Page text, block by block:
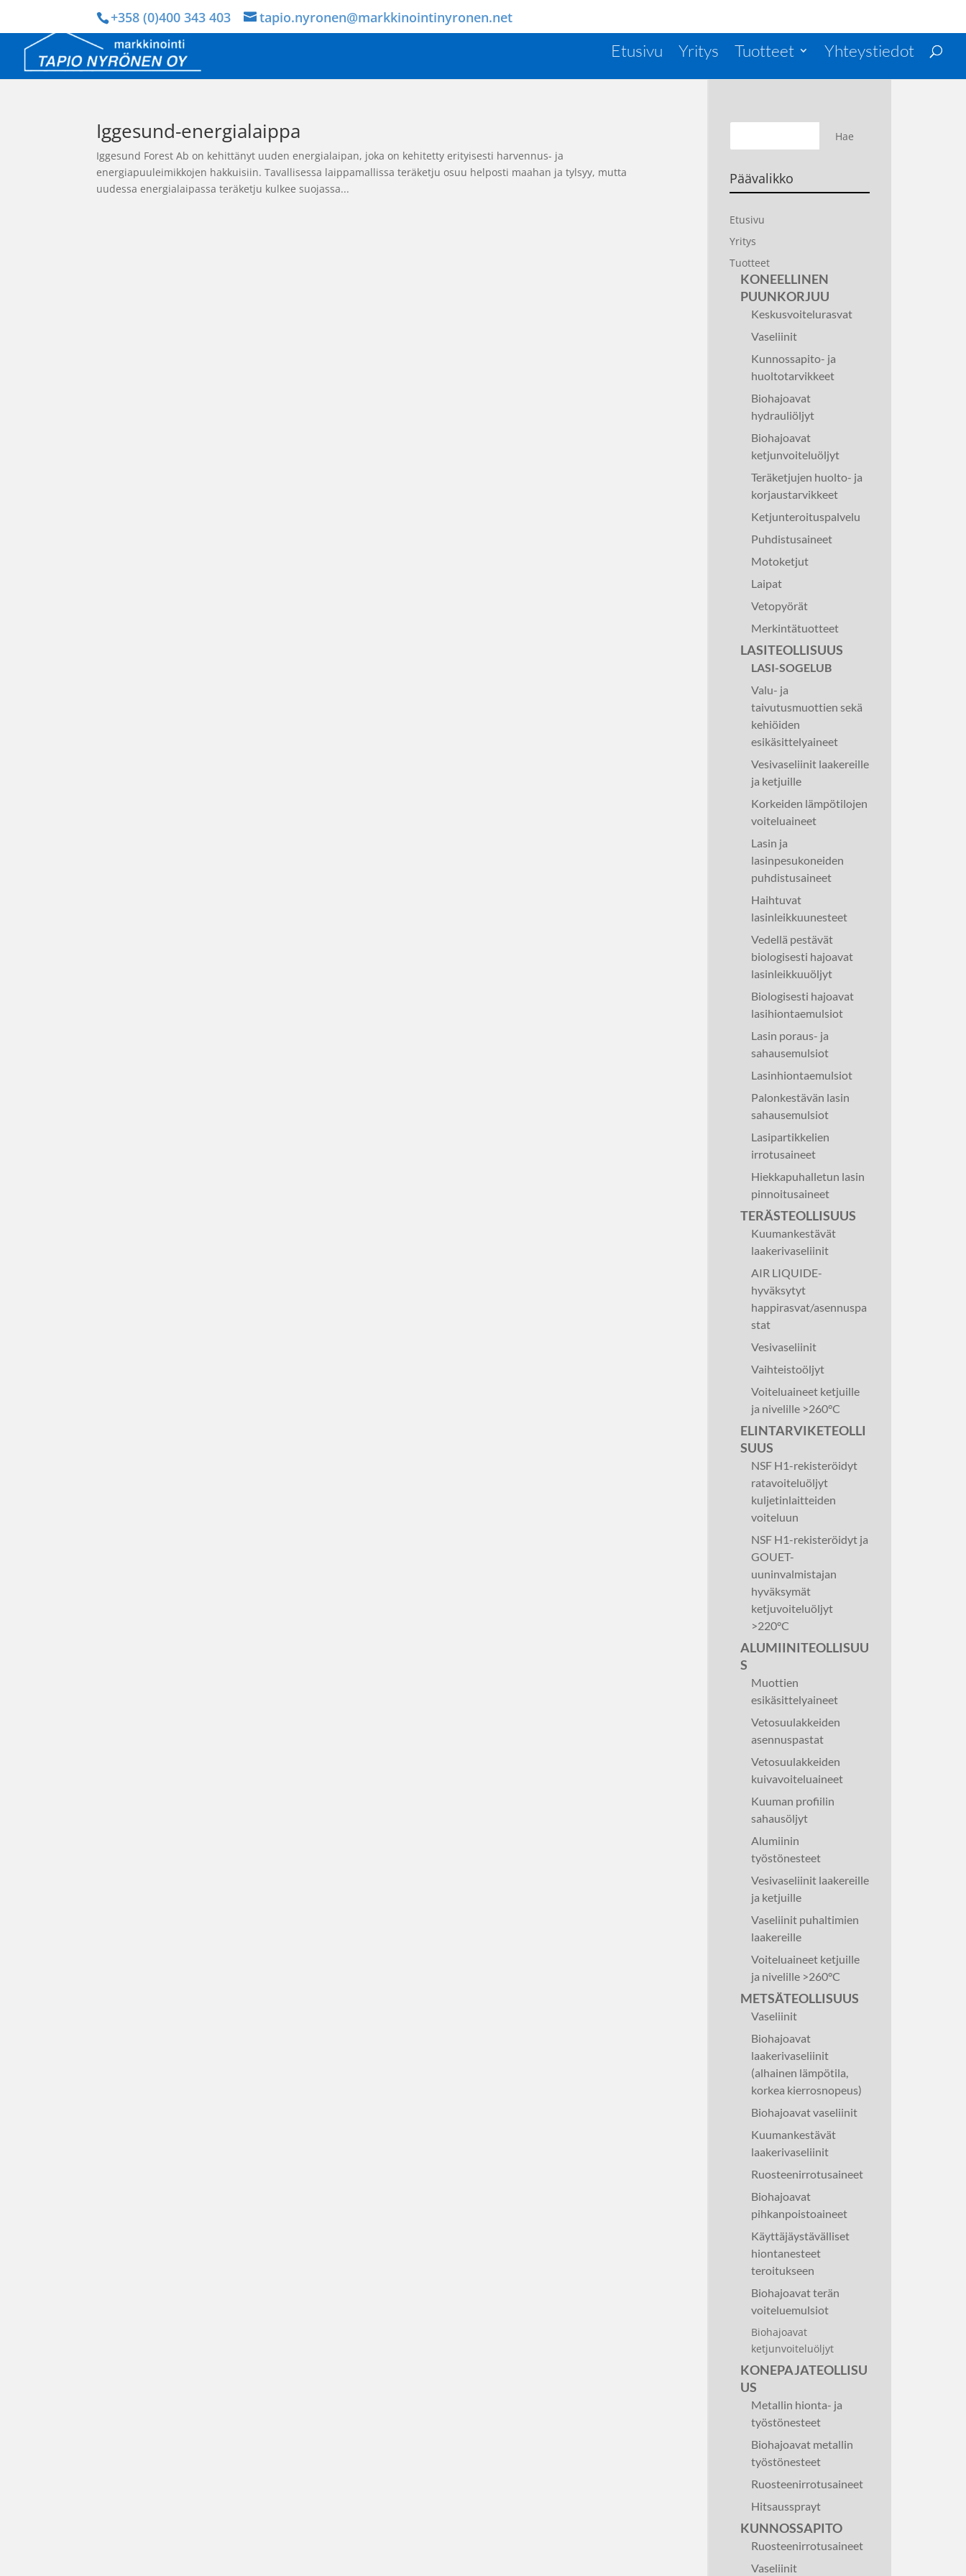
+358 (0)400 343 403 tapio.nyronen@markkinointinyronen.net
Etusivu Yritys Tuotteet Yhteystiedot
Iggesund-energialaippa
Iggesund Forest Ab on kehittänyt uuden energialaipan, joka on kehitetty erityisesti harvennus- ja
energiapuuleimikkojen hakkuisiin. Tavallisessa laippamallissa teräketju osuu helposti maahan ja tylsyy, mutta
uudessa energialaipassa teräketju kulkee suojassa...
Päävalikko
Etusivu
Yritys
Tuotteet
KONEELLINEN
PUUNKORJUU
Keskusvoitelurasvat
Vaseliinit
Kunnossapito- ja
huoltotarvikkeet
Biohajoavat
hydrauliöljyt
Biohajoavat
ketjunvoiteluöljyt
Teräketjujen huolto- ja
korjaustarvikkeet
Ketjunteroituspalvelu
Puhdistusaineet
Motoketjut
Laipat
Vetopyörät
Merkintätuotteet
LASITEOLLISUUS
LASI-SOGELUB
Valu- ja
taivutusmuottien sekä
kehiöiden
esikäsittelyaineet
Vesivaseliinit laakereille
ja ketjuille
Korkeiden lämpötilojen
voiteluaineet
Lasin ja
lasinpesukoneiden
puhdistusaineet
Haihtuvat
lasinleikkuunesteet
Vedellä pestävät
biologisesti hajoavat
lasinleikkuuöljyt
Biologisesti hajoavat
lasihiontaemulsiot
Lasin poraus- ja
sahausemulsiot
Lasinhiontaemulsiot
Palonkestävän lasin
sahausemulsiot
Lasipartikkelien
irrotusaineet
Hiekkapuhalletun lasin
pinnoitusaineet
TERÄSTEOLLISUUS
Kuumankestävät
laakerivaseliinit
AIR LIQUIDE-
hyväksytyt
happirasvat/asennuspa
stat
Vesivaseliinit
Vaihteistoöljyt
Voiteluaineet ketjuille
ja nivelille >260°C
ELINTARVIKETEOLLI
SUUS
NSF H1-rekisteröidyt
ratavoiteluöljyt
kuljetinlaitteiden
voiteluun
NSF H1-rekisteröidyt ja
GOUET-
uuninvalmistajan
hyväksymät
ketjuvoiteluöljyt
>220°C
ALUMIINITEOLLISUU
S
Muottien
esikäsittelyaineet
Vetosuulakkeiden
asennuspastat
Vetosuulakkeiden
kuivavoiteluaineet
Kuuman profiilin
sahausöljyt
Alumiinin
työstönesteet
Vesivaseliinit laakereille
ja ketjuille
Vaseliinit puhaltimien
laakereille
Voiteluaineet ketjuille
ja nivelille >260°C
METSÄTEOLLISUUS
Vaseliinit
Biohajoavat
laakerivaseliinit
(alhainen lämpötila,
korkea kierrosnopeus)
Biohajoavat vaseliinit
Kuumankestävät
laakerivaseliinit
Ruosteenirrotusaineet
Biohajoavat
pihkanpoistoaineet
Käyttäjäystävälliset
hiontanesteet
teroitukseen
Biohajoavat terän
voiteluemulsiot
Biohajoavat
ketjunvoiteluöljyt
KONEPAJATEOLLISU
US
Metallin hionta- ja
työstönesteet
Biohajoavat metallin
työstönesteet
Ruosteenirrotusaineet
Hitsaussprayt
KUNNOSSAPITO
Ruosteenirrotusaineet
Vaseliinit